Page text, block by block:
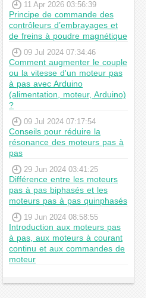
11 Apr 2026 03:56:39
Principe de commande des
contrôleurs d’embrayages et
de freins à poudre magnétique
09 Jul 2024 07:34:46
Comment augmenter le couple
ou la vitesse d'un moteur pas
à pas avec Arduino
(alimentation, moteur, Arduino)
?
09 Jul 2024 07:17:54
Conseils pour réduire la
résonance des moteurs pas à
pas
29 Jun 2024 03:41:25
Différence entre les moteurs
pas à pas biphasés et les
moteurs pas à pas quinphasés
19 Jun 2024 08:58:55
Introduction aux moteurs pas
à pas, aux moteurs à courant
continu et aux commandes de
moteur